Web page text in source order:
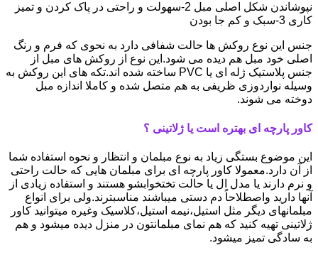
نپوشاندن شکل اصلی مبل 2-سهولت و راحتی در پاک کردن و تمیز
کاری 3-سبک و کم جا بودن
جنس این نوع روکش ها حالت شفافی دارد به نحوی که فرم و رنگ
اصلی خود مبل هم دیده می شود.این نوع از روکش های مبل از
جنس پلاستیک ژله ای یا PVC ساخته شده اند.تکه های این روکش به
وسیله نواردوزی ظریفی به هم متصل شده و کاملا اندازه مبل
دوخته می شوند.
کاور پارچه ای بهتره است یا ژلاتینی ؟
این موضوع بستگی زیاد به نوع مبلمان و انتظار و نحوه استفاده شما
از آن دارد.معمولا کاور پارچه ای برای مبلمان هایی که حالت راحتی
و نرم دارند یا مدل ال یا حالت تختخوابشو هستند و استفاده زیادی از
آنها دارید واصطلاحاً دم دستی میباشند مناسبترند.ولی برای انواع
مبلمانهای دیگر مثل استیل،نیمه استیل،کلاسیک وغیره میتوانید کاور
ژلاتینی تهیه کنید که هم نمای مبلمانتون در منزل دیده میشود و هم
به سادگی تمیز میشود.